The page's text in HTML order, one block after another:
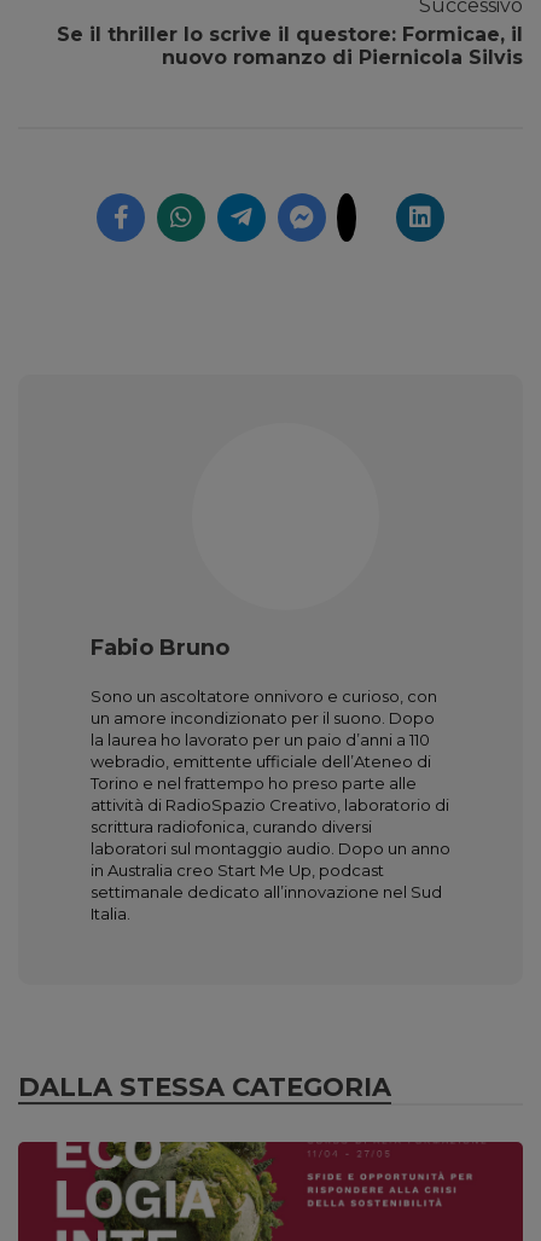
Successivo
Se il thriller lo scrive il questore: Formicae, il
nuovo romanzo di Piernicola Silvis
Fabio Bruno
Sono un ascoltatore onnivoro e curioso, con
un amore incondizionato per il suono. Dopo
la laurea ho lavorato per un paio d’anni a 110
webradio, emittente ufficiale dell’Ateneo di
Torino e nel frattempo ho preso parte alle
attività di RadioSpazio Creativo, laboratorio di
scrittura radiofonica, curando diversi
laboratori sul montaggio audio. Dopo un anno
in Australia creo Start Me Up, podcast
settimanale dedicato all’innovazione nel Sud
Italia.
DALLA STESSA CATEGORIA